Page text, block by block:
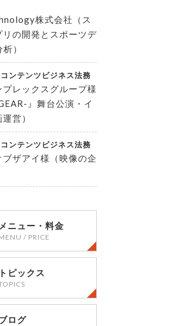
株式会社（ス
リの開発とスポーツデ
）
ンテンツビジネス法務
プレックスグループ様
』舞台公演・イ
営）
ンテンツビジネス法務
ザアイ様（映像の企
メニュー・料金
/ PRICE
トピックス
ログ